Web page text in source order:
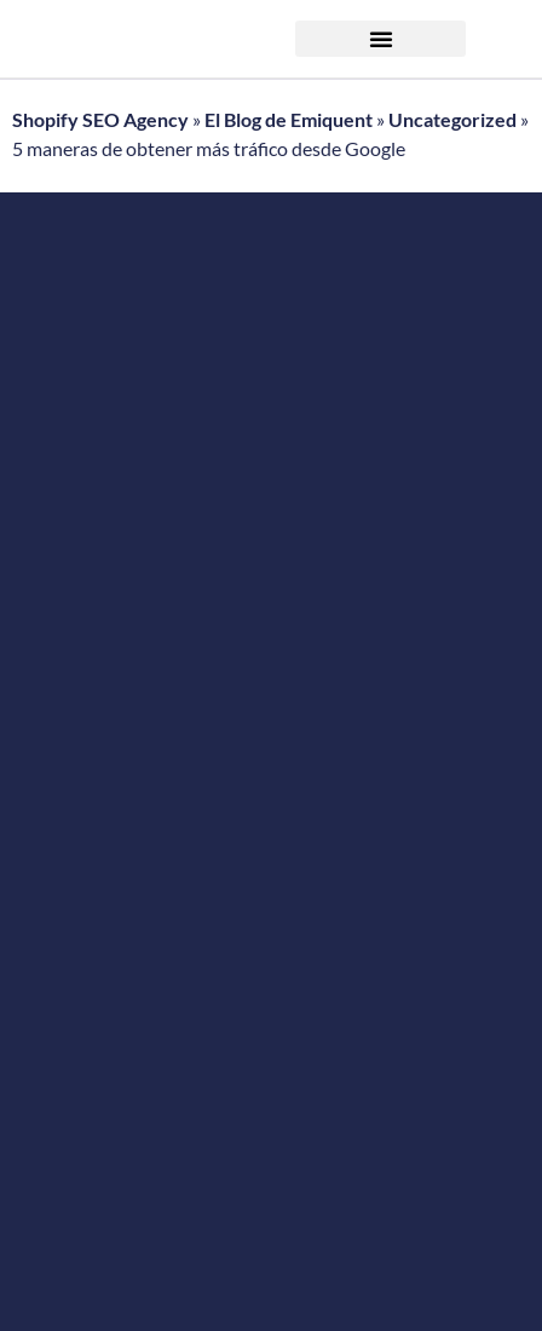
Shopify SEO Agency » El Blog de Emiquent » Uncategorized »
5 maneras de obtener más tráfico desde Google